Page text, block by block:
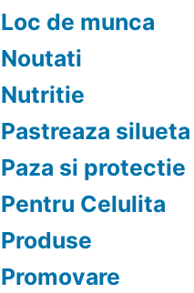
Loc de munca
Noutati
Nutritie
Pastreaza silueta
Paza si protectie
Pentru Celulita
Produse
Promovare